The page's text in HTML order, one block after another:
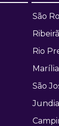
São
Rio
Marília
São